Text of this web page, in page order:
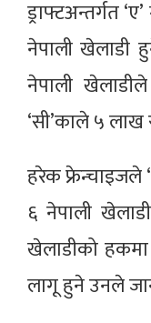
ड्राफ्टअन्तर्गत
नेपाली खेलाडी
नेपाली
‘सी’काले ५ लाख
हरेक फ्रेन्चाइजले
६ नेपाली
खेलाडीको
लागू हुने उनले